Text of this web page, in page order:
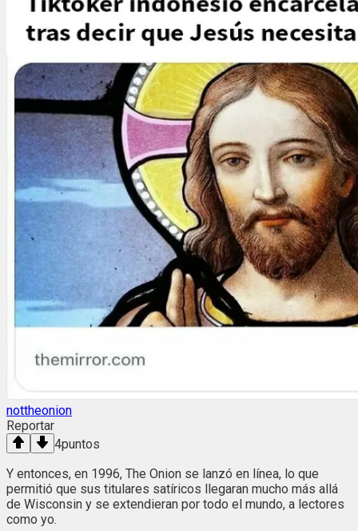
nottheonion
Reportar
4puntos
Y entonces, en 1996, The Onion se lanzó en línea, lo que
permitió que sus titulares satíricos llegaran mucho más allá
de Wisconsin y se extendieran por todo el mundo, a lectores
como yo.